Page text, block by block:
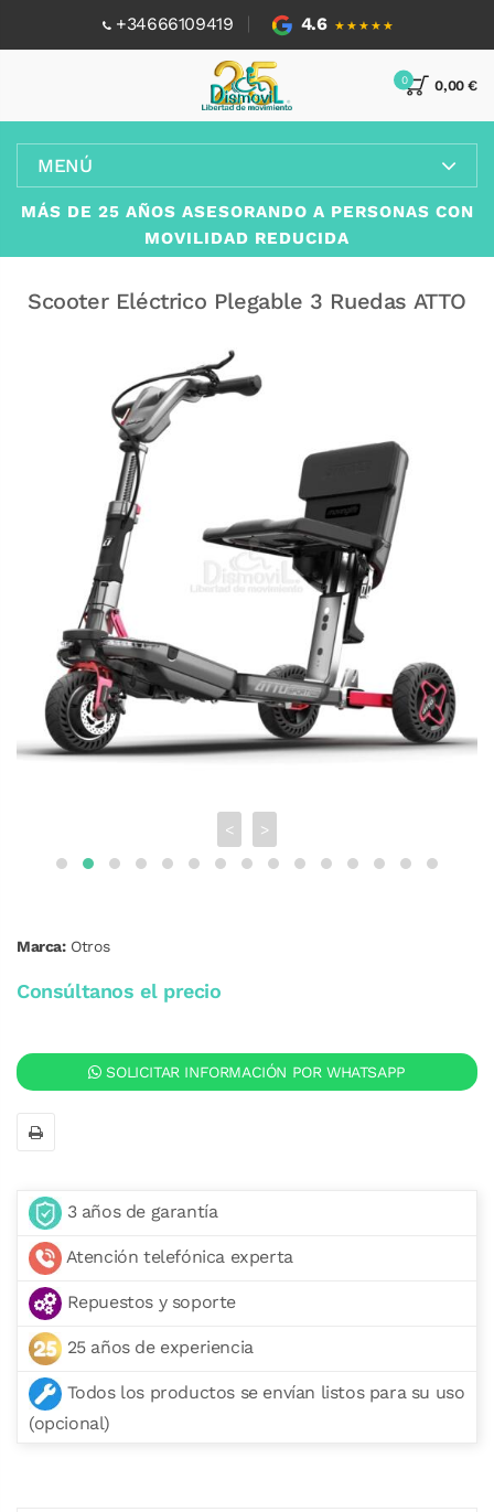
+34666109419 4.6 ★★★★★
0,00 €
0
MENÚ
MÁS DE 25 AÑOS ASESORANDO A PERSONAS CON
MOVILIDAD REDUCIDA
Scooter Eléctrico Plegable 3 Ruedas ATTO
< >
Marca: Otros
Consúltanos el precio
SOLICITAR INFORMACIÓN POR WHATSAPP
3 años de garantía
Atención telefónica experta
Repuestos y soporte
25 años de experiencia
Todos los productos se envían listos para su uso
(opcional)